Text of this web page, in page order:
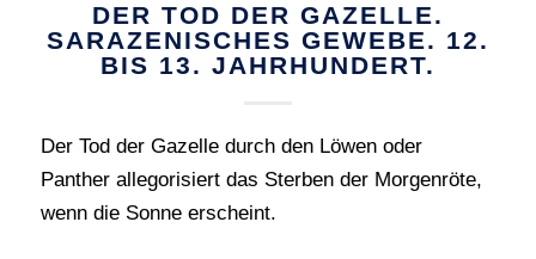
DER TOD DER GAZELLE.
SARAZENISCHES GEWEBE. 12.
BIS 13. JAHRHUNDERT.
Der Tod der Gazelle durch den Löwen oder
Panther allegorisiert das Sterben der Morgenröte,
wenn die Sonne erscheint.